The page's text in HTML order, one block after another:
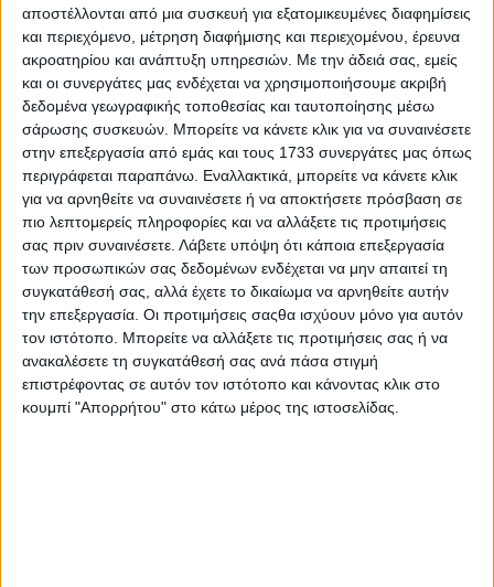
αποστέλλονται από μια συσκευή για εξατομικευμένες διαφημίσεις
και περιεχόμενο, μέτρηση διαφήμισης και περιεχομένου, έρευνα
ακροατηρίου και ανάπτυξη υπηρεσιών. Με την άδειά σας, εμείς
και οι συνεργάτες μας ενδέχεται να χρησιμοποιήσουμε ακριβή
δεδομένα γεωγραφικής τοποθεσίας και ταυτοποίησης μέσω
σάρωσης συσκευών. Μπορείτε να κάνετε κλικ για να συναινέσετε
στην επεξεργασία από εμάς και τους 1733 συνεργάτες μας όπως
περιγράφεται παραπάνω. Εναλλακτικά, μπορείτε να κάνετε κλικ
για να αρνηθείτε να συναινέσετε ή να αποκτήσετε πρόσβαση σε
πιο λεπτομερείς πληροφορίες και να αλλάξετε τις προτιμήσεις
σας πριν συναινέσετε. Λάβετε υπόψη ότι κάποια επεξεργασία
των προσωπικών σας δεδομένων ενδέχεται να μην απαιτεί τη
συγκατάθεσή σας, αλλά έχετε το δικαίωμα να αρνηθείτε αυτήν
την επεξεργασία. Οι προτιμήσεις σαςθα ισχύουν μόνο για αυτόν
τον ιστότοπο. Μπορείτε να αλλάξετε τις προτιμήσεις σας ή να
ανακαλέσετε τη συγκατάθεσή σας ανά πάσα στιγμή
επιστρέφοντας σε αυτόν τον ιστότοπο και κάνοντας κλικ στο
κουμπί "Απορρήτου" στο κάτω μέρος της ιστοσελίδας.
Ο κος Σίσκος τόνισε την επίδραση του ESG στον
επιχειρηματικό κλάδο και ιδίως στις μικρομεσαίες
επιχειρήσεις, καθώς και στην ανάγκη αναδιάρθρωσης του
τρόπου υποβολής εκθέσεων βιωσιμότητας, με αφορμή τις
προκλήσεις με τις οποίες έρχονται αντιμέτωπες οι
επιχειρήσεις, λόγω της έλλειψης ενιαίων, συγκεκριμένων
προτύπων.
Στη συνέχεια, αναφερόμενος, στη νέα Ευρωπαϊκή Οδηγία
(CSRD) που αναμένεται να καθαρίσει το τοπίο,
θεσπίζοντας νέους κανόνες για την υποχρεωτική
υποβολή εκθέσεων (ESG), επεσήμανε: « Τώρα, με την
εισαγωγή της οδηγίας για την υποβολή εκθέσεων εταιρικής
βιωσιμότητας (
CSRD
), όλα αυτά τα ανομοιογενή πρότυπα
αντικαθίστανται από ένα ενοποιημένο πλαίσιο
δημοσιοποίησης που δεν είναι πλέον εθελοντικό και
περιλαμβάνει επίσης το πολύ σημαντικό, για την αξιοπιστία
της διαδικασίας, στάδιο της επαλήθευσης!».